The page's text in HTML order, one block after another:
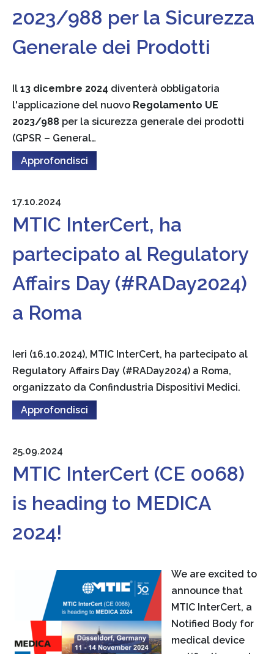
2023/988 per la Sicurezza
Generale dei Prodotti
Il 13 dicembre 2024 diventerà obbligatoria
l'applicazione del nuovo Regolamento UE
2023/988 per la sicurezza generale dei prodotti
(GPSR – General…
Approfondisci
17.10.2024
MTIC InterCert, ha
partecipato al Regulatory
Affairs Day (#RADay2024)
a Roma
Ieri (16.10.2024), MTIC InterCert, ha partecipato al
Regulatory Affairs Day (#RADay2024) a Roma,
organizzato da Confindustria Dispositivi Medici.
Approfondisci
25.09.2024
MTIC InterCert (CE 0068)
is heading to MEDICA
2024!
We are excited to
announce that
MTIC InterCert, a
Notified Body for
medical device